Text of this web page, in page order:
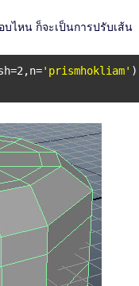
บไหน ก็จะเป็นการปรับเส้น
'prismhokliam' )